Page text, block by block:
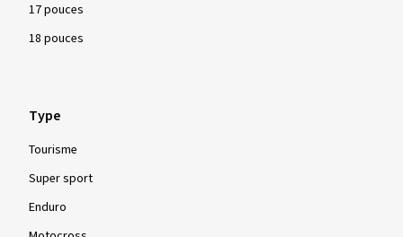
17 pouces
18 pouces
Type
Tourisme
Super sport
Enduro